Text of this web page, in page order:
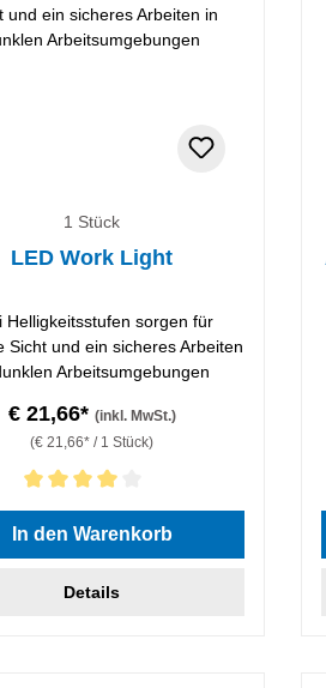
1 Stück
LED Work Light
Helligkeitsstufen sorgen für
Sicht und ein sicheres Arbeiten
Arbeitsumgebungen
€ 21,66* (inkl. MwSt.)
(€ 21,66* / 1 Stück)
Bewertung von 4 von 5 Sternen
In den Warenkorb
Details